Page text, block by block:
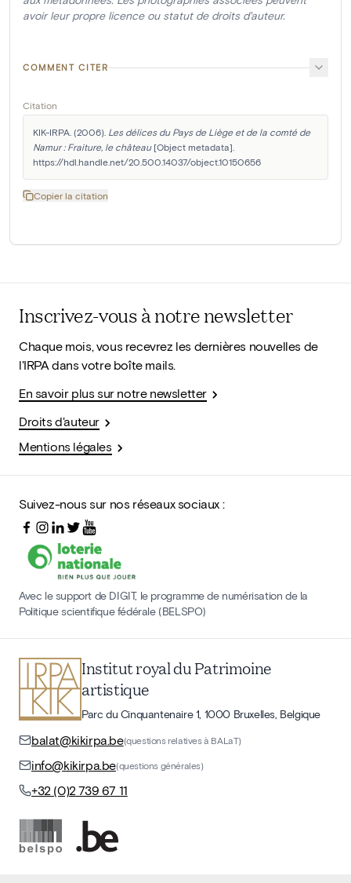
avoir leur propre licence ou statut de droits d'auteur.
COMMENT CITER
Citation
KIK-IRPA. (2006). Les délices du Pays de Liège et de la comté de
Namur : Fraiture, le château [Object metadata].
https://hdl.handle.net/20.500.14037/object.10150656
Copier la citation
Inscrivez-vous à notre newsletter
Chaque mois, vous recevrez les dernières nouvelles de
l'IRPA dans votre boîte mails.
En savoir plus sur notre newsletter
Droits d'auteur
Mentions légales
Suivez-nous sur nos réseaux sociaux :
Avec le support de DIGIT, le programme de numérisation de la
Politique scientifique fédérale (BELSPO)
Institut royal du Patrimoine
artistique
Parc du Cinquantenaire 1, 1000 Bruxelles, Belgique
balat@kikirpa.be(questions relatives à BALaT)
info@kikirpa.be(questions générales)
+32 (0)2 739 67 11